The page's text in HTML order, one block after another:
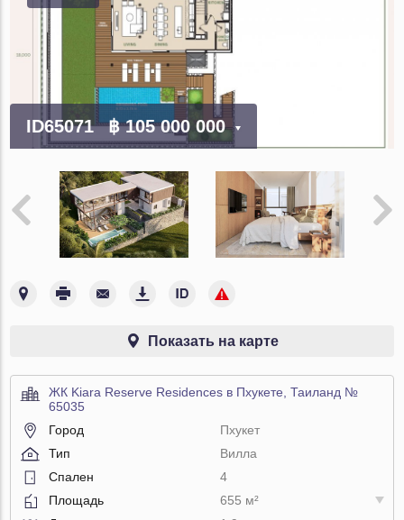
ID65071 ฿ 105 000 000
Показать на карте
ЖК Kiara Reserve Residences в Пхукете, Таиланд №
65035
Город
Пхукет
Тип
Вилла
Спален
4
Площадь
655 м²